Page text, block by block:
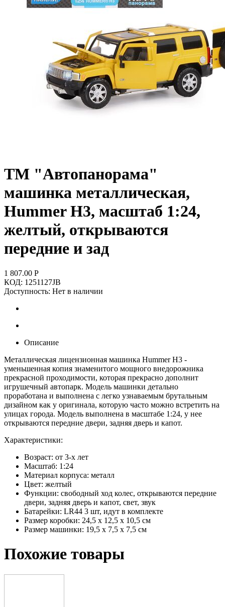
ТМ "Автопанорама"
машинка металлическая,
Hummer H3, масштаб 1:24,
желтый, открываются
передние и зад
1 807.00 Р
КОД: 1251127JB
Доступность: Нет в наличии
Описание
Металлическая лицензионная машинка Hummer H3 -
уменьшенная копия знаменитого мощного внедорожника
прекрасной проходимости, которая прекрасно дополнит
игрушечный автопарк. Модель машинки детально
проработана и выполнена с легко узнаваемым брутальным
дизайном как у оригинала, которую часто можно встретить на
улицах города. Модель выполнена в масштабе 1:24, у нее
открываются передние двери, задняя дверь и капот.
Характеристики:
Возраст: от 3-х лет
Масштаб: 1:24
Материал корпуса: металл
Цвет: желтый
Функции: свободный ход колес, открываются передние
двери, задняя дверь и капот, свет, звук
Батарейки: LR44 3 шт, идут в комплекте
Размер коробки: 24,5 х 12,5 х 10,5 см
Размер машинки: 19,5 х 7,5 х 7,5 см
Похожие товары